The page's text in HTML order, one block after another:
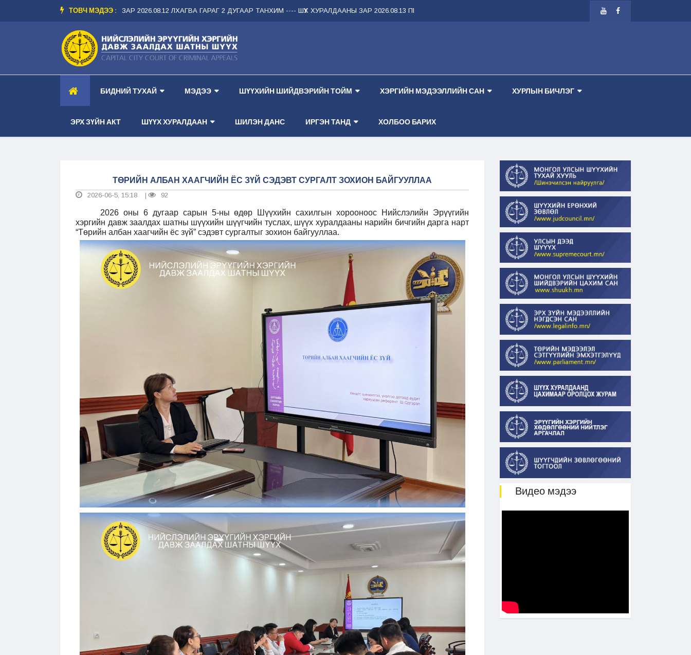
ТОВЧ МЭДЭЭ :
-- ШҮҮХ ХУРАЛДААНЫ ЗАР 2026.08.12 ЛХАГВА ГАРАГ 2 ДУГААР ТАНХИМ ---- ШҮҮХ ХУРАЛДААНЫ ЗАР 2026.08.13 ПҮРЭВ ГАРАГ 1 ДҮГЭЭР ТАНХИМ -- -- ШҮҮХ ХУРАЛДААНЫ ЗАР 2026.08.13 ПҮРЭВ ГАРАГ 2
БИДНИЙ ТУХАЙ МЭДЭЭ ШҮҮХИЙН ШИЙДВЭРИЙН ТОЙМ ХЭРГИЙН МЭДЭЭЛЛИЙН САН ХУРЛЫН БИЧЛЭГ
ЭРХ ЗҮЙН АКТ ШҮҮХ ХУРАЛДААН ШИЛЭН ДАНС ИРГЭН ТАНД ХОЛБОО БАРИХ
ТӨРИЙН АЛБАН ХААГЧИЙН ЁС ЗҮЙ СЭДЭВТ СУРГАЛТ ЗОХИОН БАЙГУУЛЛАА
2026-06-5, 15:18 92
2026 оны 6 дугаар сарын 5-ны өдөр Шүүхийн сахилгын хорооноос Нийслэлийн Эрүүгийн
хэргийн давж заалдах шатны шүүхийн шүүгчийн туслах, шүүх хуралдааны нарийн бичгийн дарга нарт
“Төрийн албан хаагчийн ёс зүй” сэдэвт сургалтыг зохион байгууллаа.
Видео мэдээ